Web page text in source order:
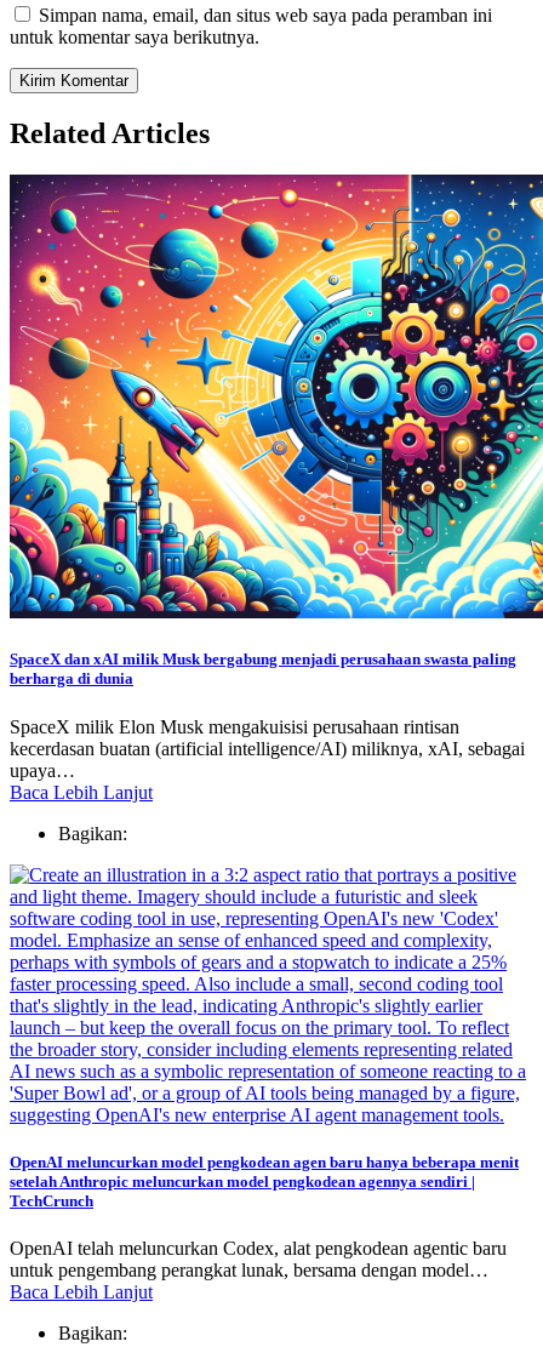
Simpan nama, email, dan situs web saya pada peramban ini
untuk komentar saya berikutnya.
Related Articles
SpaceX dan xAI milik Musk bergabung menjadi perusahaan swasta paling
berharga di dunia
SpaceX milik Elon Musk mengakuisisi perusahaan rintisan
kecerdasan buatan (artificial intelligence/AI) miliknya, xAI, sebagai
upaya…
Baca Lebih Lanjut
Bagikan:
OpenAI meluncurkan model pengkodean agen baru hanya beberapa menit
setelah Anthropic meluncurkan model pengkodean agennya sendiri |
TechCrunch
OpenAI telah meluncurkan Codex, alat pengkodean agentic baru
untuk pengembang perangkat lunak, bersama dengan model…
Baca Lebih Lanjut
Bagikan: